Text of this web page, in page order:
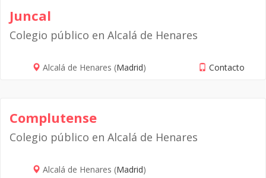
Juncal
Colegio público en Alcalá de Henares
Alcalá de Henares (Madrid) Contacto
Complutense
Colegio público en Alcalá de Henares
Alcalá de Henares (Madrid)